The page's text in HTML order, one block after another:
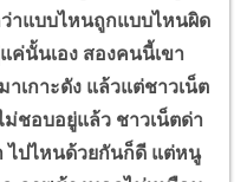
าแบบไหนถูกแบบไหนผิด
ค่นั้นเอง สองคนนี้เขา
เกาะดัง แล้วแต่ชาวเน็ต
ม่ชอบอยู่แล้ว ชาวเน็ตด่า
ไปไหนด้วยกันก็ดี แต่หนู